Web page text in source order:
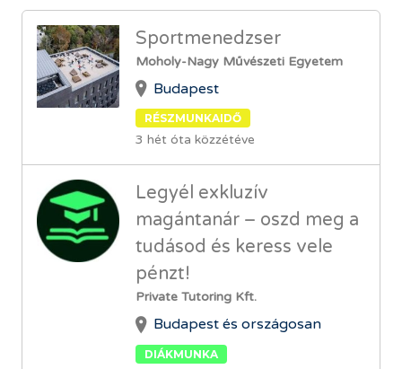
Sportmenedzser
Moholy-Nagy Művészeti Egyetem
Budapest
RÉSZMUNKAIDŐ
3 hét óta közzétéve
Legyél exkluzív
magántanár – oszd meg a
tudásod és keress vele
pénzt!
Private Tutoring Kft.
Budapest és országosan
DIÁKMUNKA